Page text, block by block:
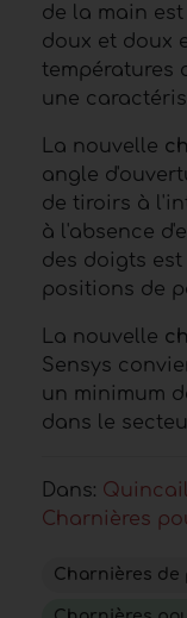
de la main
doux et doux
températures
une
La nouvelle
angle
de tiroirs à
à l'absence
des doigts
positions de
La nouvelle
Sensys
un minimum
dans le
Dans:
Charnières
Charnières de